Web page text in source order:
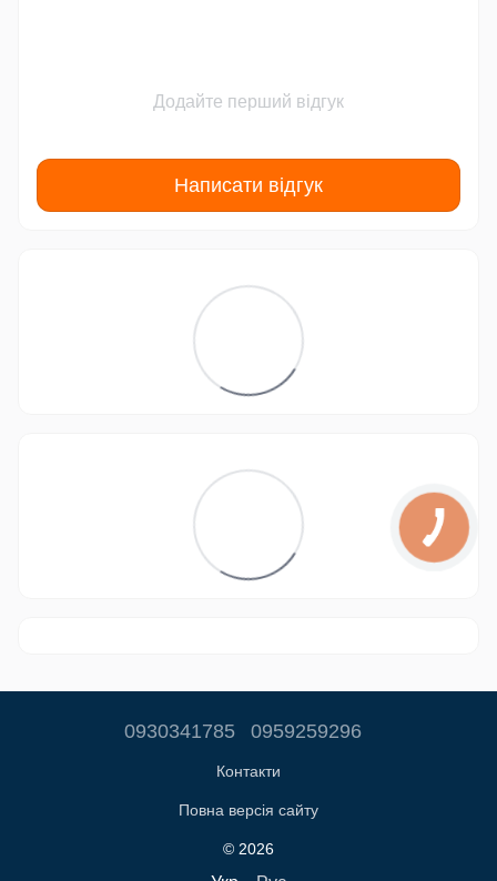
Додайте перший відгук
Написати відгук
0930341785 0959259296
Контакти
Повна версія сайту
© 2026